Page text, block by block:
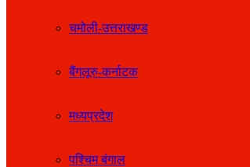
चमोली-उत्तराखण्ड
बैंगलूरु-कर्नाटक
मध्यप्रदेश
पश्चिम बंगाल